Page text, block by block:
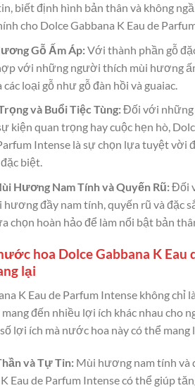
biết định hình bản thân và không
cho Dolce Gabbana K Eau de
Gỗ Ấm Áp:Với thành phần gỗ
với những người thích mùi hương
loại gỗ như gỗ đàn hồi và guaiac.
và Buổi Tiệc Tùng:Đối với những
kiện quan trọng hay cuộc hẹn hò,
Intense là sự chọn lựa tuyệt vời
biệt.
Hương Nam Tính và Quyến Rũ:Đối
đầy nam tính, quyến rũ và đặc
chọn hoàn hảo để làm nổi bật bản
hoa Dolce Gabbana K Eau
lại
K Eau de Parfum Intense không chỉ
đến nhiều lợi ích khác nhau cho
lợi ích mà nước hoa này có thể mang
và Tự Tin:Mùi hương nam tính và
Eau de Parfum Intense có thể giúp